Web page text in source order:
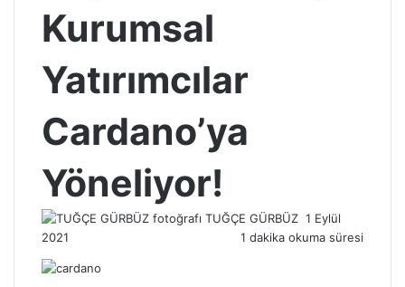
Kurumsal
Yatırımcılar
Cardano’ya
Yöneliyor!
TUĞÇE GÜRBÜZ Bir
e-
1 Eylül
2021
1 dakika okuma süresi